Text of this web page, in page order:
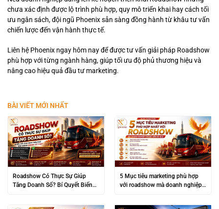
chưa xác định được lộ trình phù hợp, quy mô triển khai hay cách tối
ưu ngân sách, đội ngũ Phoenix sẵn sàng đồng hành từ khâu tư vấn
chiến lược đến vận hành thực tế.
Liên hệ Phoenix ngay hôm nay để được tư vấn giải pháp Roadshow
phù hợp với từng ngành hàng, giúp tối ưu độ phủ thương hiệu và
nâng cao hiệu quả đầu tư marketing.
BÀI VIẾT MỚI NHẤT
Roadshow Có Thực Sự Giúp
Tăng Doanh Số? Bí Quyết Biến
5 Mục tiêu marketing phù hợp
với roadshow mà doanh nghiệp